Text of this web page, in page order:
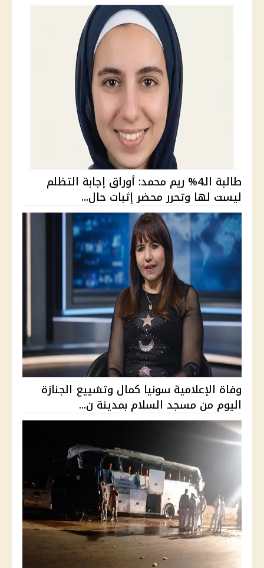
طالبة الـ4% ريم محمد: أوراق إجابة التظلم
ليست لها وتحرر محضر إثبات حال...
وفاة الإعلامية سونيا كمال وتشييع الجنازة
اليوم من مسجد السلام بمدينة ن...